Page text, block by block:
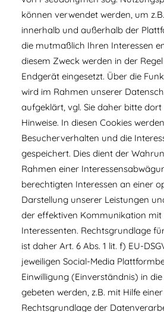
können verwendet werden, um
innerhalb und außerhalb der
die mutmaßlich Ihren Interessen
diesem Zweck werden in der
Endgerät eingesetzt. Über die
wird im Rahmen unserer
aufgeklärt, vgl. Sie daher bitte
Hinweise. In diesen Cookies
Besucherverhalten und die
gespeichert. Dies dient der
Rahmen einer
berechtigten Interessen an einer
Darstellung unserer Leistungen
der effektiven Kommunikation mit
Interessenten. Rechtsgrundlage
ist daher Art. 6 Abs. 1 lit. f) EU-
jeweiligen Social-Media
Einwilligung (Einverständnis) in
gebeten werden, z.B. mit Hilfe
Rechtsgrundlage der